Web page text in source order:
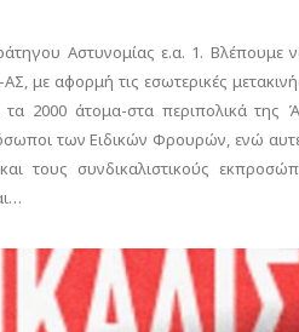
Αστυνομίας ε.α. 1. Βλέπουμε
με αφορμή τις εσωτερικές
2000 άτομα-στα περιπολικά της
των Ειδικών Φρουρών, ενώ
τους συνδικαλιστικούς